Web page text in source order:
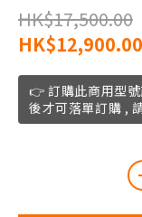
HK$17,500.00
HK$12,900.00
👉 訂購此商用型
後才可落單訂購 ,